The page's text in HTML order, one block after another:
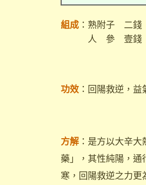
組成 ：熟附子
人 參 壹
功效 ：回陽救逆，
方解 ：是方以大辛大
藥」，其性純陽，通
寒，回陽救逆之力更